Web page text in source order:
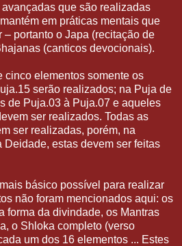
que são realizadas
em práticas mentais que
portanto o Japa (recitação de
(canticos devocionais).
cinco elementos somente os
serão realizados; na Puja de
de Puja.03 à Puja.07 e aqueles
ser realizados. Todas as
ser realizadas, porém, na
Deidade, estas devem ser feitas
básico possível para realizar
não foram mencionados aqui: os
forma da divindade, os Mantras
o Shloka completo (verso
um dos 16 elementos ... Estes